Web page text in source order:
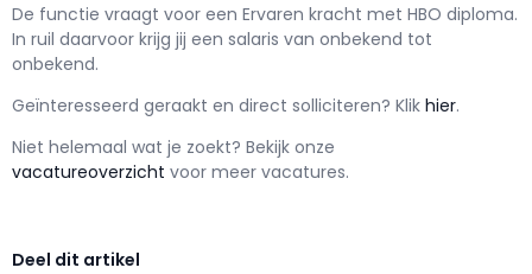
De functie vraagt voor een Ervaren kracht met HBO diploma.
In ruil daarvoor krijg jij een salaris van onbekend tot
onbekend.
Geïnteresseerd geraakt en direct solliciteren? Klik hier.
Niet helemaal wat je zoekt? Bekijk onze
vacatureoverzicht voor meer vacatures.
Deel dit artikel